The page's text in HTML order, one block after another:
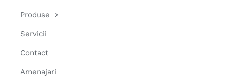
Produse
Servicii
Contact
Amenajari